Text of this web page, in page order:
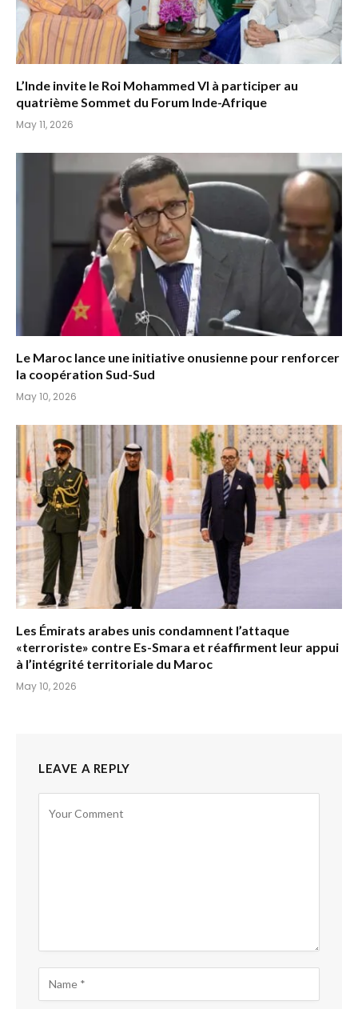
L’Inde invite le Roi Mohammed VI à participer au
quatrième Sommet du Forum Inde-Afrique
May 11, 2026
Le Maroc lance une initiative onusienne pour renforcer
la coopération Sud-Sud
May 10, 2026
Les Émirats arabes unis condamnent l’attaque
«terroriste» contre Es-Smara et réaffirment leur appui
à l’intégrité territoriale du Maroc
May 10, 2026
LEAVE A REPLY